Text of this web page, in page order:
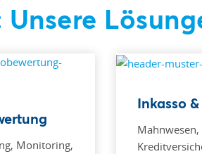
Monitoring,
Inkasso